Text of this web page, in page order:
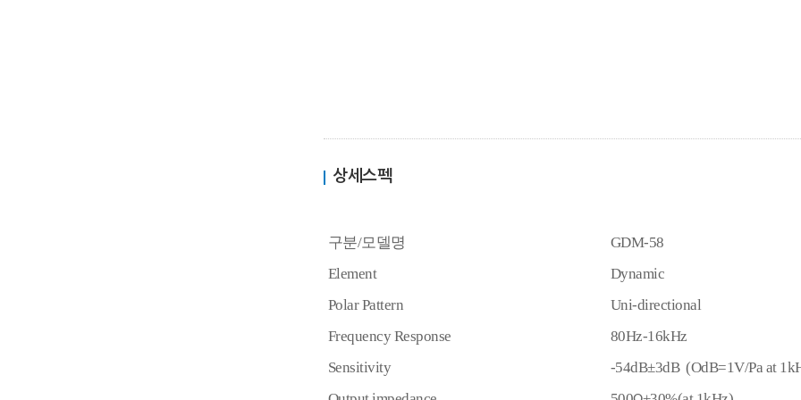
상세스펙
구분/모델명
GDM-58
Element
Dynamic
Polar Pattern
Uni-directional
Frequency Response
80Hz-16kHz
Sensitivity
-54dB±3dB (OdB=1V/Pa at